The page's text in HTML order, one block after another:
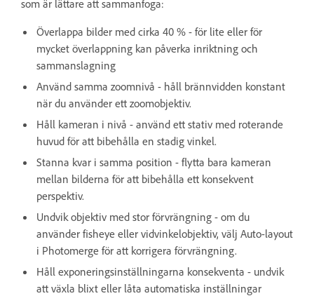
som är lättare att sammanfoga:
Överlappa bilder med cirka 40 % - för lite eller för
mycket överlappning kan påverka inriktning och
sammanslagning
Använd samma zoomnivå - håll brännvidden konstant
när du använder ett zoomobjektiv.
Håll kameran i nivå - använd ett stativ med roterande
huvud för att bibehålla en stadig vinkel.
Stanna kvar i samma position - flytta bara kameran
mellan bilderna för att bibehålla ett konsekvent
perspektiv.
Undvik objektiv med stor förvrängning - om du
använder fisheye eller vidvinkelobjektiv, välj Auto-layout
i Photomerge för att korrigera förvrängning.
Håll exponeringsinställningarna konsekventa - undvik
att växla blixt eller låta automatiska inställningar